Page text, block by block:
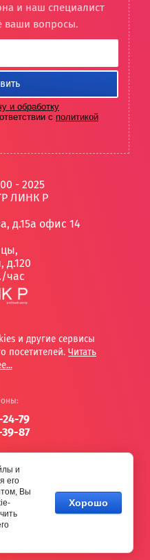
и наш специалист
ваши вопросы.
и обработку
с политикой
- 2025
ЛИНК Р
д.15а офис 14
д.120
час
и другие сервисы
посетителей. Читать
24-79
39-87
и
его
Вы
Хорошо